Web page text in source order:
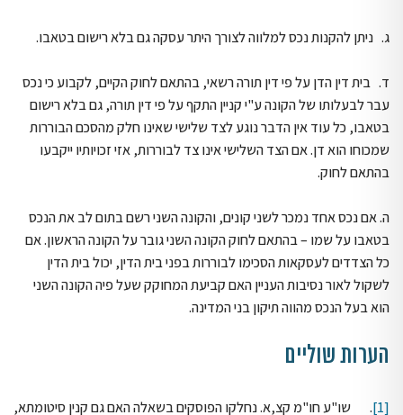
ג. ניתן להקנות נכס למלווה לצורך היתר עסקה גם בלא רישום בטאבו.
ד. בית דין הדן על פי דין תורה רשאי, בהתאם לחוק הקיים, לקבוע כי נכס
עבר לבעלותו של הקונה ע"י קניין התקף על פי דין תורה, גם בלא רישום
בטאבו, כל עוד אין הדבר נוגע לצד שלישי שאינו חלק מהסכם הבוררות
שמכוחו הוא דן. אם הצד השלישי אינו צד לבוררות, אזי זכויותיו ייקבעו
בהתאם לחוק.
ה. אם נכס אחד נמכר לשני קונים, והקונה השני רשם בתום לב את הנכס
בטאבו על שמו – בהתאם לחוק הקונה השני גובר על הקונה הראשון. אם
כל הצדדים לעסקאות הסכימו לבוררות בפני בית הדין, יכול בית הדין
לשקול לאור נסיבות העניין האם קביעת המחוקק שעל פיה הקונה השני
הוא בעל הנכס מהווה תיקון בני המדינה.
הערות שוליים
[1]
. שו"ע חו"מ קצ,א. נחלקו הפוסקים בשאלה האם גם קנין סיטומתא,